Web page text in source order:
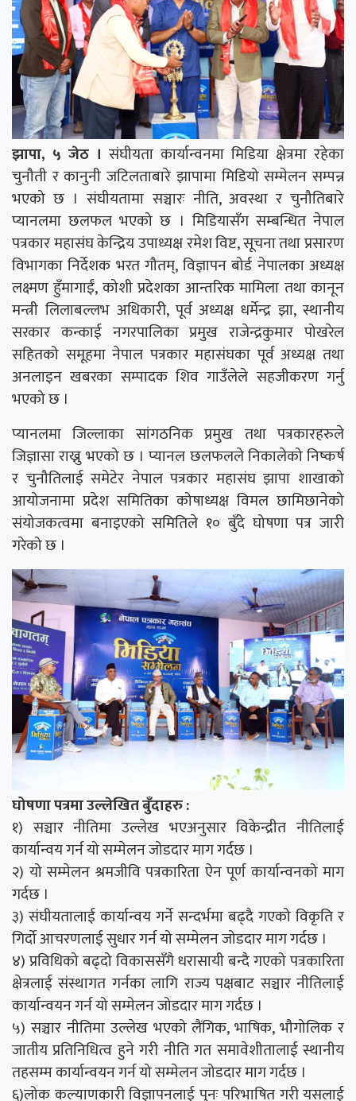
झापा, ५ जेठ । संघीयता कार्यान्वनमा मिडिया क्षेत्रमा रहेका
चुनौती र कानुनी जटिलताबारे झापामा मिडियो सम्मेलन सम्पन्न
भएको छ । संघीयतामा सञ्चारः नीति, अवस्था र चुनौतिबारे
प्यानलमा छलफल भएको छ । मिडियासँग सम्बन्धित नेपाल
पत्रकार महासंघ केन्द्रिय उपाध्यक्ष रमेश विष्ट, सूचना तथा प्रसारण
विभागका निर्देशक भरत गौतम्, विज्ञापन बोर्ड नेपालका अध्यक्ष
लक्ष्मण हुँमागाईं, कोशी प्रदेशका आन्तरिक मामिला तथा कानून
मन्त्री लिलाबल्लभ अधिकारी, पूर्व अध्यक्ष धर्मेन्द्र झा, स्थानीय
सरकार कन्काई नगरपालिका प्रमुख राजेन्द्रकुमार पोखरेल
सहितको समूहमा नेपाल पत्रकार महासंघका पूर्व अध्यक्ष तथा
अनलाइन खबरका सम्पादक शिव गाउँलेले सहजीकरण गर्नु
भएको छ ।
प्यानलमा जिल्लाका सांगठनिक प्रमुख तथा पत्रकारहरुले
जिज्ञासा राख्नु भएको छ । प्यानल छलफलले निकालेको निष्कर्ष
र चुनौतिलाई समेटेर नेपाल पत्रकार महासंघ झापा शाखाको
आयोजनामा प्रदेश समितिका कोषाध्यक्ष विमल छामिछानेको
संयोजकत्वमा बनाइएको समितिले १० बुँदे घोषणा पत्र जारी
गरेको छ ।
घोषणा पत्रमा उल्लेखित बुँदाहरु :
१) सञ्चार नीतिमा उल्लेख भएअनुसार विकेन्द्रीत नीतिलाई
कार्यान्वय गर्न यो सम्मेलन जोडदार माग गर्दछ ।
२) यो सम्मेलन श्रमजीवि पत्रकारिता ऐन पूर्ण कार्यान्वनको माग
गर्दछ ।
३) संघीयतालाई कार्यान्वय गर्ने सन्दर्भमा बढ्दै गएको विकृति र
गिर्दो आचरणलाई सुधार गर्न यो सम्मेलन जोडदार माग गर्दछ ।
४) प्रविधिको बढ्दो विकाससँगै धरासायी बन्दै गएको पत्रकारिता
क्षेत्रलाई संस्थागत गर्नका लागि राज्य पक्षबाट सञ्चार नीतिलाई
कार्यान्वयन गर्न यो सम्मेलन जोडदार माग गर्दछ ।
५) सञ्चार नीतिमा उल्लेख भएको लैंगिक, भाषिक, भौगोलिक र
जातीय प्रतिनिधित्व हुने गरी नीति गत समावेशीतालाई स्थानीय
तहसम्म कार्यान्वयन गर्न यो सम्मेलन जोडदार माग गर्दछ ।
६)लोक कल्याणकारी विज्ञापनलाई पुनः परिभाषित गरी यसलाई